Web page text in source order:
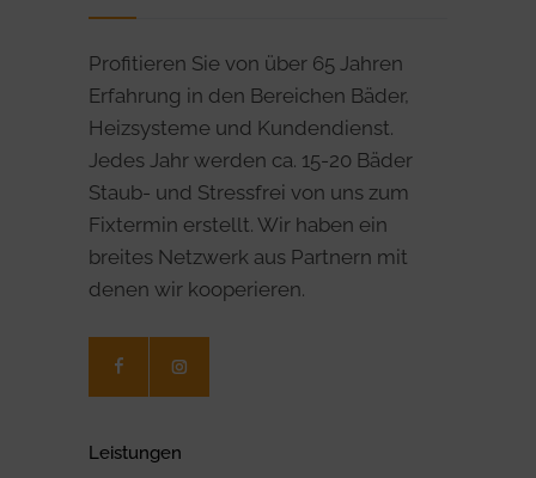
Profitieren Sie von über 65 Jahren
Erfahrung in den Bereichen Bäder,
Heizsysteme und Kundendienst.
Jedes Jahr werden ca. 15-20 Bäder
Staub- und Stressfrei von uns zum
Fixtermin erstellt. Wir haben ein
breites Netzwerk aus Partnern mit
denen wir kooperieren.
Leistungen